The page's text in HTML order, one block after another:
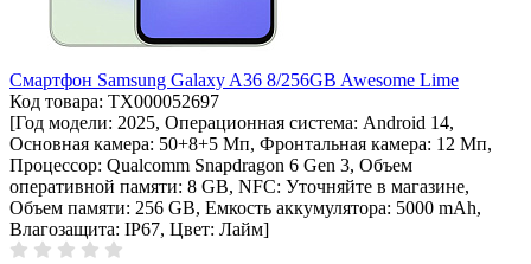
Смартфон Samsung Galaxy A36 8/256GB Awesome Lime
Код товара: ТХ000052697
[Год модели: 2025, Операционная система: Android 14,
Основная камера: 50+8+5 Мп, Фронтальная камера: 12 Мп,
Процессор: Qualcomm Snapdragon 6 Gen 3, Объем
оперативной памяти: 8 GB, NFC: Уточняйте в магазине,
Объем памяти: 256 GB, Емкость аккумулятора: 5000 mAh,
Влагозащита: IP67, Цвет: Лайм]